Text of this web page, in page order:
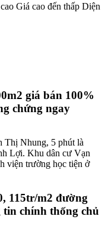
Giá cao đến thấp Diện
giá bán 100%
chứng ngay
Thị Nhung, 5 phút là
Lợi. Khu dân cư Vạn
viện trường học tiện ở
115tr/m2 đường
chính thống chủ